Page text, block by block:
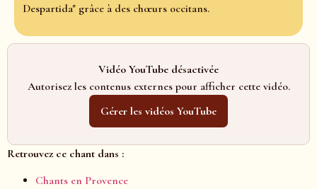
Despartida" grâce à des chœurs occitans.
Vidéo YouTube désactivée
Autorisez les contenus externes pour afficher cette vidéo.
Gérer les vidéos YouTube
Retrouvez ce chant dans :
Chants en Provence